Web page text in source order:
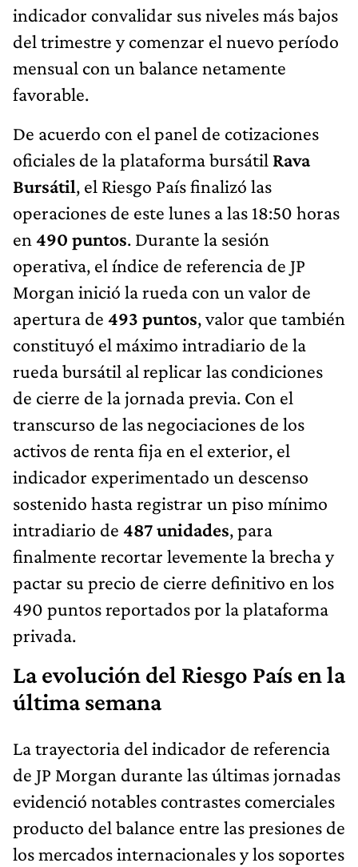
indicador convalidar sus niveles más bajos
del trimestre y comenzar el nuevo período
mensual con un balance netamente
favorable.
De acuerdo con el panel de cotizaciones
oficiales de la plataforma bursátil Rava
Bursátil, el Riesgo País finalizó las
operaciones de este lunes a las 18:50 horas
en 490 puntos. Durante la sesión
operativa, el índice de referencia de JP
Morgan inició la rueda con un valor de
apertura de 493 puntos, valor que también
constituyó el máximo intradiario de la
rueda bursátil al replicar las condiciones
de cierre de la jornada previa. Con el
transcurso de las negociaciones de los
activos de renta fija en el exterior, el
indicador experimentado un descenso
sostenido hasta registrar un piso mínimo
intradiario de 487 unidades, para
finalmente recortar levemente la brecha y
pactar su precio de cierre definitivo en los
490 puntos reportados por la plataforma
privada.
La evolución del Riesgo País en la
última semana
La trayectoria del indicador de referencia
de JP Morgan durante las últimas jornadas
evidenció notables contrastes comerciales
producto del balance entre las presiones de
los mercados internacionales y los soportes